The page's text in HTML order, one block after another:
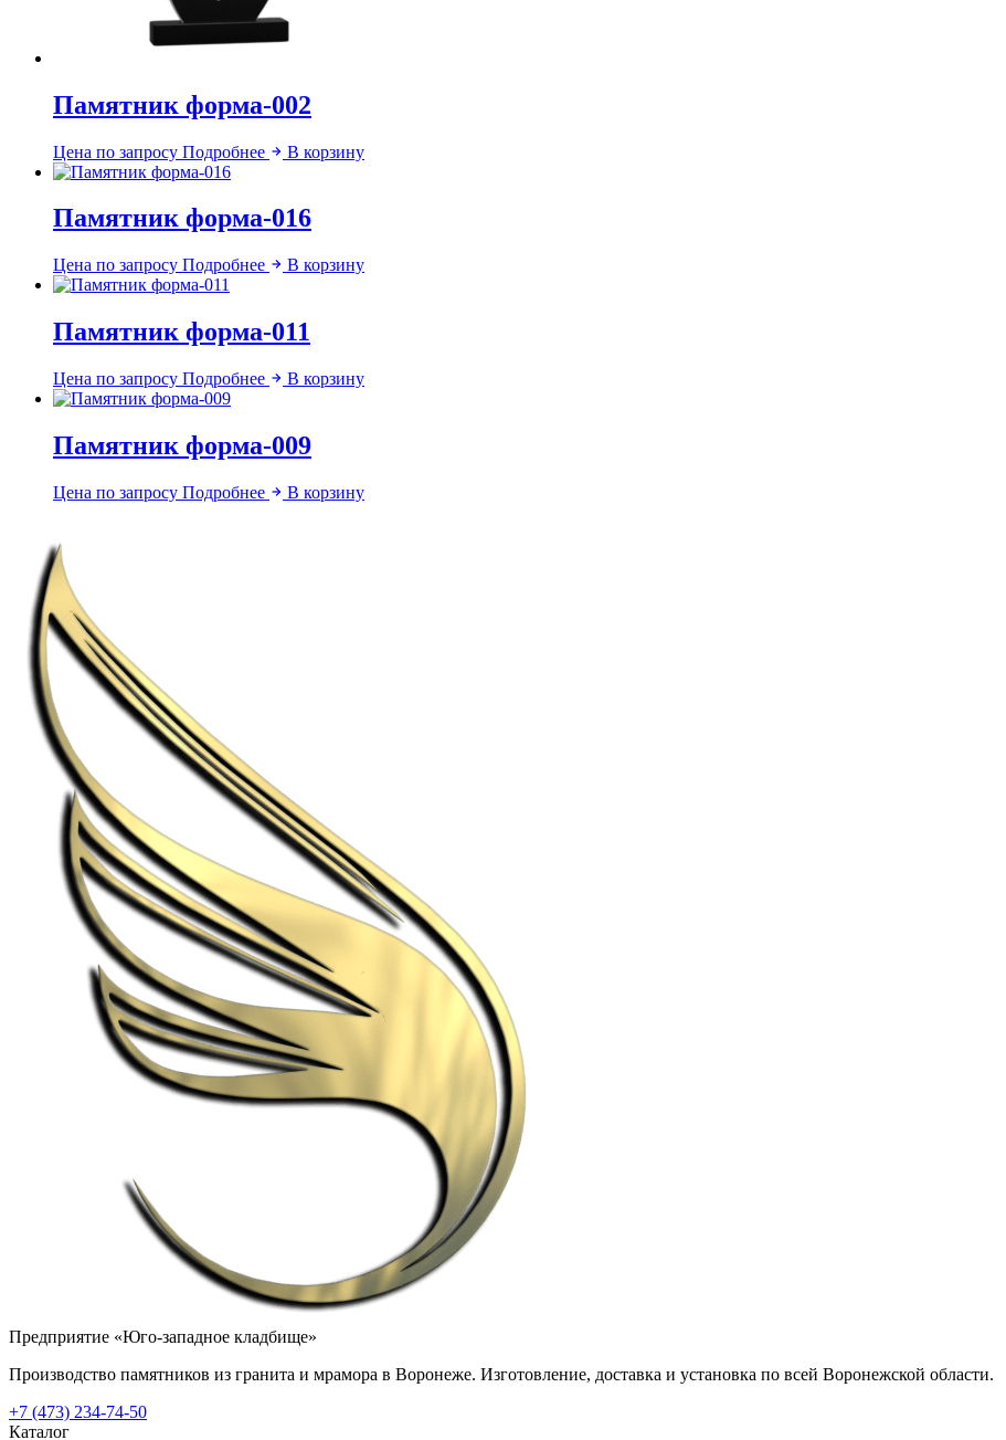
Памятник форма-002
Цена по запросу Подробнее В корзину
Памятник форма-016
Цена по запросу Подробнее В корзину
Памятник форма-011
Цена по запросу Подробнее В корзину
Памятник форма-009
Цена по запросу Подробнее В корзину
Предприятие «Юго-западное кладбище»
Производство памятников из гранита и мрамора в Воронеже. Изготовление, доставка и установка по всей Воронежской области.
+7 (473) 234-74-50
Каталог